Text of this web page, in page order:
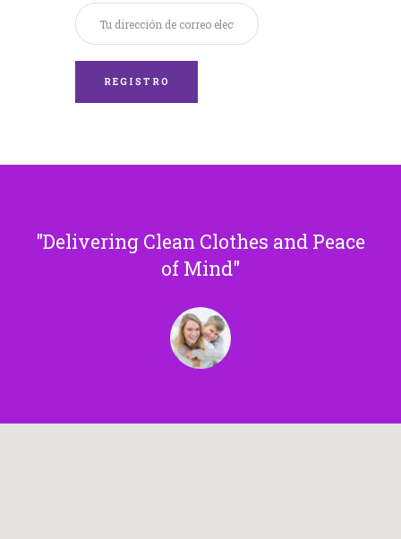
Delivering Clean Clothes and Peace
of Mind